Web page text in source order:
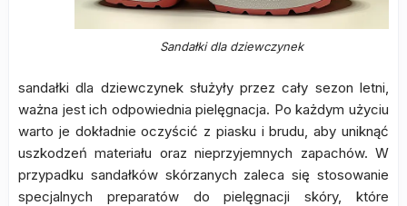
Sandałki dla dziewczynek
sandałki dla dziewczynek służyły przez cały sezon letni,
ważna jest ich odpowiednia pielęgnacja. Po każdym użyciu
warto je dokładnie oczyścić z piasku i brudu, aby uniknąć
uszkodzeń materiału oraz nieprzyjemnych zapachów. W
przypadku sandałków skórzanych zaleca się stosowanie
specjalnych preparatów do pielęgnacji skóry, które